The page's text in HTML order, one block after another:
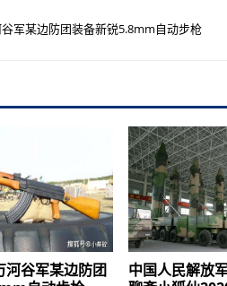
军某边防团装备新锐5.8mm自动步枪
河谷军某边防团
中国人民解放